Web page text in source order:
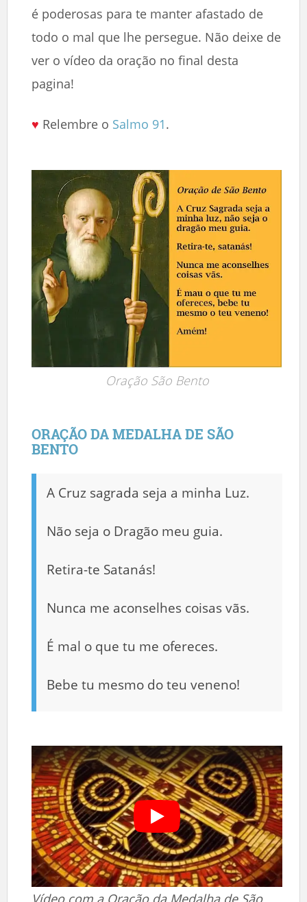
é poderosas para te manter afastado de
todo o mal que lhe persegue. Não deixe de
ver o vídeo da oração no final desta
pagina!
♥ Relembre o Salmo 91.
Oração São Bento
ORAÇÃO DA MEDALHA DE SÃO
BENTO
A Cruz sagrada seja a minha Luz.
Não seja o Dragão meu guia.
Retira-te Satanás!
Nunca me aconselhes coisas vãs.
É mal o que tu me ofereces.
Bebe tu mesmo do teu veneno!
Vídeo com a Oração da Medalha de São